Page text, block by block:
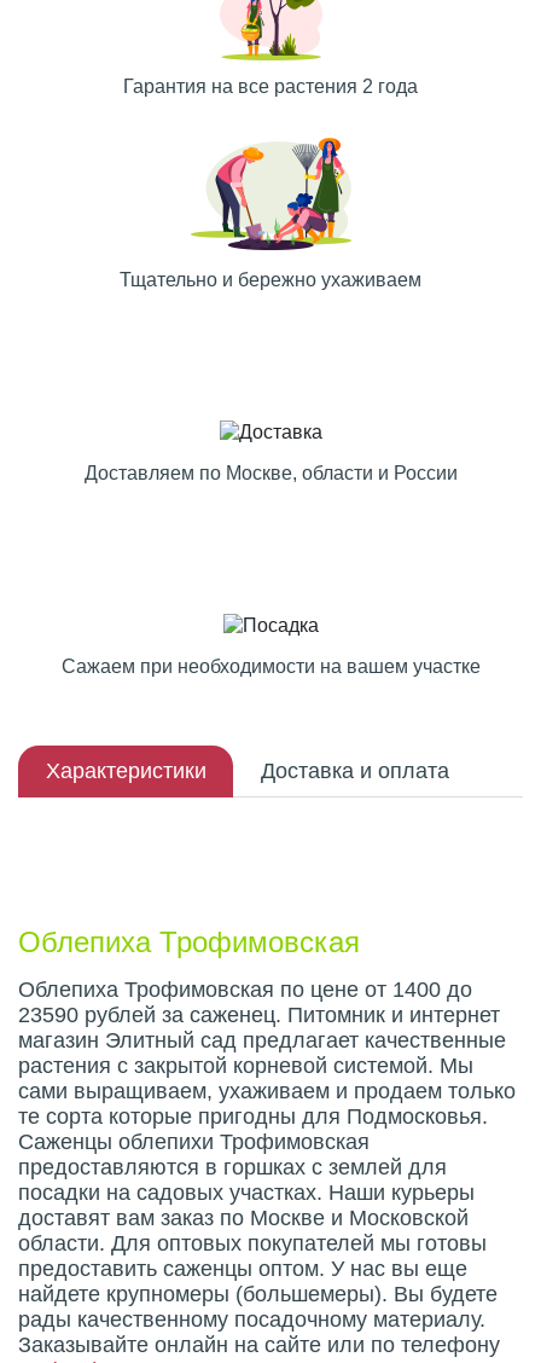
Гарантия на все растения 2 года
Тщательно и бережно ухаживаем
Доставляем по Москве, области и России
Сажаем при необходимости на вашем участке
Характеристики Доставка и оплата
Облепиха Трофимовская
Облепиха Трофимовская по цене от 1400 до
23590 рублей за саженец. Питомник и интернет
магазин Элитный сад предлагает качественные
растения с закрытой корневой системой. Мы
сами выращиваем, ухаживаем и продаем только
те сорта которые пригодны для Подмосковья.
Саженцы облепихи Трофимовская
предоставляются в горшках с землей для
посадки на садовых участках. Наши курьеры
доставят вам заказ по Москве и Московской
области. Для оптовых покупателей мы готовы
предоставить саженцы оптом. У нас вы еще
найдете крупномеры (большемеры). Вы будете
рады качественному посадочному материалу.
Заказывайте онлайн на сайте или по телефону